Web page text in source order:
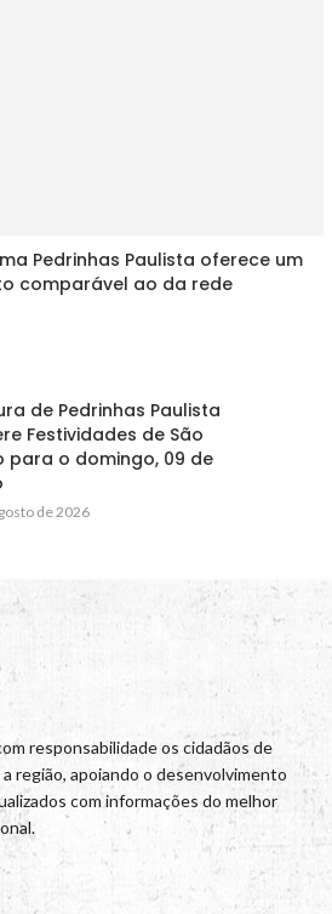
Pedrinhas Paulista oferece um
comparável ao da rede
de Pedrinhas Paulista
Festividades de São
para o domingo, 09 de
de 2026
responsabilidade os cidadãos de
região, apoiando o desenvolvimento
com informações do melhor